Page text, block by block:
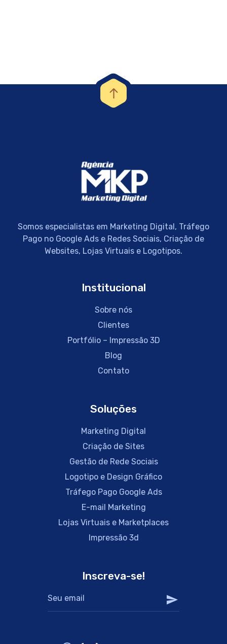
Somos especialistas em Marketing Digital, Tráfego
Pago no Google Ads e Redes Sociais, Criação de
Websites, Lojas Virtuais e Logotipos.
Institucional
Sobre nós
Clientes
Portfólio – Impressão 3D
Blog
Contato
Soluções
Marketing Digital
Criação de Sites
Gestão de Rede Sociais
Logotipo e Design Gráfico
Tráfego Pago Google Ads
E-mail Marketing
Lojas Virtuais e Marketplaces
Impressão 3d
Inscreva-se!